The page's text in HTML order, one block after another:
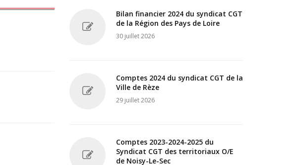
Bilan financier 2024 du syndicat CGT
de la Région des Pays de Loire
30 juillet 2026
Comptes 2024 du syndicat CGT de la
Ville de Rèze
29 juillet 2026
Comptes 2023-2024-2025 du
Syndicat CGT des territoriaux O/E
de Noisy-Le-Sec